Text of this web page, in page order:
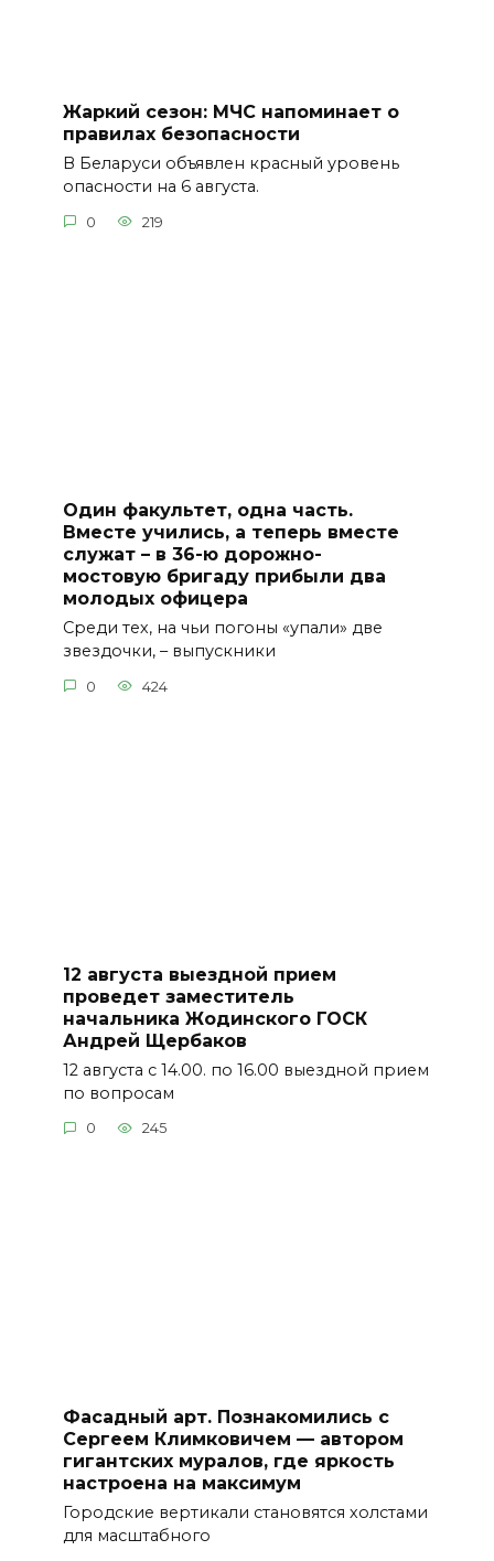
Жаркий сезон: МЧС напоминает о
правилах безопасности
В Беларуси объявлен красный уровень
опасности на 6 августа.
0 219
Один факультет, одна часть.
Вместе учились, а теперь вместе
служат – в 36-ю дорожно-
мостовую бригаду прибыли два
молодых офицера
Среди тех, на чьи погоны «упали» две
звездочки, – выпускники
0 424
12 августа выездной прием
проведет заместитель
начальника Жодинского ГОСК
Андрей Щербаков
12 августа с 14.00. по 16.00 выездной прием
по вопросам
0 245
Фасадный арт. Познакомились с
Сергеем Климковичем — автором
гигантских муралов, где яркость
настроена на максимум
Городские вертикали становятся холстами
для масштабного